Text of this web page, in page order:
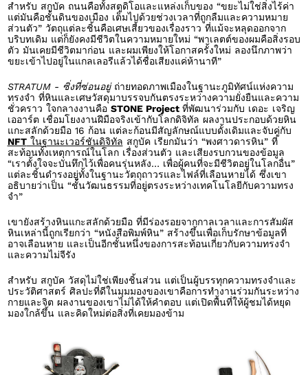
สำหรับ สกูบัค ถนนคือทั้งสตูดิโอและแหล่งเก็บของ “ขยะไม่ใช่สิ่งไร้ค่า
แต่มันคือชั้นดินของเมือง เต็มไปด้วยช่วงเวลาที่ถูกลืมและความหมาย
ส่วนตัว” วัตถุแต่ละชิ้นคือเศษเสี้ยวของเรื่องราว ที่แม้จะหลุดออกจาก
บริบทเดิม แต่ก็ยังคงมีชีวิตในความหมายใหม่ “พาเลตต์ของผมคือสิ่งรอบ
ตัว มันเคยมีชีวิตมาก่อน และผมเพียงให้โอกาสครั้งใหม่ ลองนึกภาพว่า
ขยะเข้าไปอยู่ในแกลเลอรีแล้วได้ชื่อเสียงแค่ห้านาที”
STRATUM - ซิ่งที่ซ่อนอยู่ ถ่ายทอดภาพเมืองในฐานะภูมิทัศน์แห่งความ
ทรงจำ ที่หินและเศษวัสดุมาบรรจบกันตรงระหว่างความยั่งยืนและความ
ชั่วคราว ใจกลางงานคือ STONE Project ที่พัฒนาร่วมกับ เดอะ เจริญ
เออาร์ต เชื่อมโยงงานฝีมือจริงเข้ากับโลกดิจิทัล ผลงานประกอบด้วยหิน
แกะสลักด้วยมือ 16 ก้อน แต่ละก้อนมีสัญลักษณ์แบบดั้งเดิมและจับคู่กับ
NFTในฐานะเวอร์ชันดิจิทัล สกูบัค เรียกมันว่า “พงศาวดารหิน” ที่
สะท้อนทั้งเหตุการณ์ในโลก เรื่องส่วนตัว และเสียงรบกวนของข้อมูล
“เราตั้งใจจะบันทึกไว้เพื่อคนรุ่นหลัง… เพื่อผู้คนที่จะมีชีวิตอยู่ในโลกอื่น”
แต่ละชิ้นดำรงอยู่ทั้งในฐานะวัตถุถาวรและไฟล์ที่เลือนหายได้ ซึ่งเขา
อธิบายว่าเป็น “ชั้นวัฒนธรรมที่อยู่ตรงระหว่างเทคโนโลยีกับความทรง
จำ”
เขายังสร้างหินแกะสลักด้วยมือ ที่มีร่องรอยจากกาลเวลาและการสัมผัส
หินเหล่านี้ถูกเรียกว่า “หนังสือพิมพ์หิน” สร้างขึ้นเพื่อเก็บรักษาข้อมูลที่
อาจเลือนหาย และเป็นอีกชั้นหนึ่งของการสะท้อนเกี่ยวกับความทรงจำ
และความไม่จีรัง
สำหรับ สกูบัค วัสดุไม่ใช่เพียงชิ้นส่วน แต่เป็นผู้บรรทุกความทรงจำและ
ประวัติศาสตร์ ศิลปะที่ดีในมุมมองของเขาคือการทำงานร่วมกันระหว่าง
กายและจิต ผลงานของเขาไม่ได้ให้คำตอบ แต่เปิดพื้นที่ให้ผู้ชมได้หยุด
มองใกล้ขึ้น และคิดใหม่ต่อสิ่งที่เคยมองข้าม